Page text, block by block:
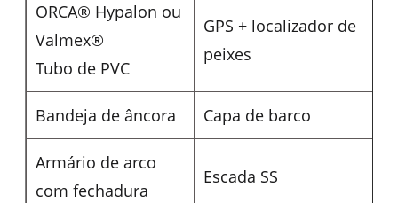
ORCA® Hypalon ou
Valmex®
Tubo de PVC
GPS + localizador de
peixes
Bandeja de âncora Capa de barco
Armário de arco
com fechadura
Escada SS